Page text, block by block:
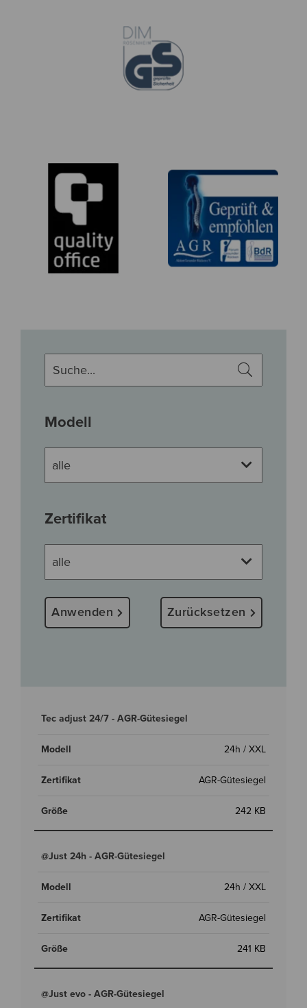
Modell
Zertifikat
Anwenden Zurücksetzen
Tec adjust 24/7 - AGR-Gütesiegel
24h / XXL
AGR-Gütesiegel
242 KB
@Just 24h - AGR-Gütesiegel
24h / XXL
AGR-Gütesiegel
241 KB
@Just evo - AGR-Gütesiegel